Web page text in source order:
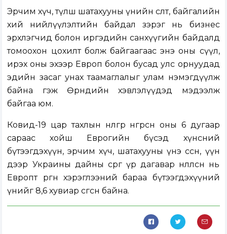
Эрчим хүч, түлш шатахууны үнийн өсөлт, байгалийн
хий нийлүүлэлтийн байдал зэрэг нь бизнес
эрхлэгчид болон иргэдийн санхүүгийн байдалд
томоохон цохилт болж байгаагаас энэ оны сүүл,
ирэх оны эхээр Европ болон бусад улс орнуудад
эдийн засаг унах таамаглалыг улам нэмэгдүүлж
байна гэж Өрнөдийн хэвлэлүүдэд мэдээлж
байгаа юм.
Ковид-19 цар тахлын нөлөөгөөр өнгөрсөн оны 6 дугаар
сараас хойш Еврогийн бүсэд хүнсний
бүтээгдэхүүн, эрчим хүч, шатахууны үнэ өссөн, үүн
дээр Украины дайны сөрөг үр дагавар нөлөөлсөн нь
Европт өргөн хэрэглээний бараа бүтээгдэхүүний
үнийг 8,6 хувиар өсгөсөн байна.